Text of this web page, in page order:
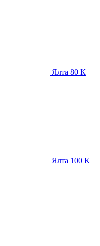
Ялта 80 К
Ялта 100 К